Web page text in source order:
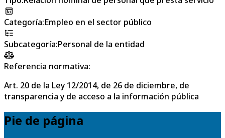
Categoría:Empleo en el sector público
Subcategoría:Personal de la entidad
Referencia normativa:
Art. 20 de la Ley 12/2014, de 26 de diciembre, de
transparencia y de acceso a la información pública
Pie de página